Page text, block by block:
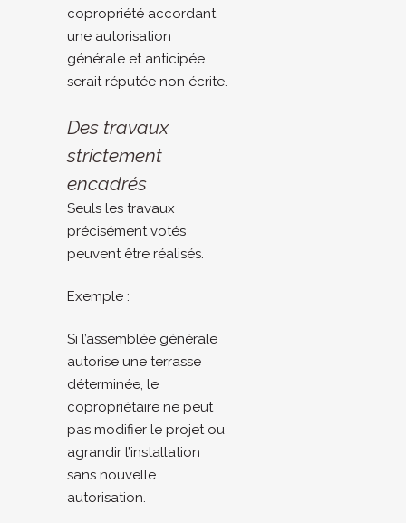
copropriété accordant
une autorisation
générale et anticipée
serait réputée non écrite.
Des travaux
strictement
encadrés
Seuls les travaux
précisément votés
peuvent être réalisés.
Exemple :
Si l’assemblée générale
autorise une terrasse
déterminée, le
copropriétaire ne peut
pas modifier le projet ou
agrandir l’installation
sans nouvelle
autorisation.